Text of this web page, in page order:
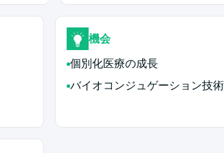
機会
個別化医療の成長
バイオコンジュゲーション技